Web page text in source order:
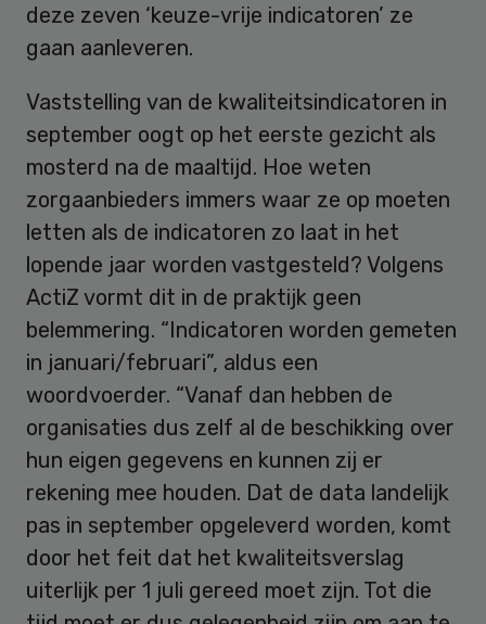
deze zeven ‘keuze-vrije indicatoren’ ze
gaan aanleveren.
Vaststelling van de kwaliteitsindicatoren in
september oogt op het eerste gezicht als
mosterd na de maaltijd. Hoe weten
zorgaanbieders immers waar ze op moeten
letten als de indicatoren zo laat in het
lopende jaar worden vastgesteld? Volgens
ActiZ vormt dit in de praktijk geen
belemmering. “Indicatoren worden gemeten
in januari/februari”, aldus een
woordvoerder. “Vanaf dan hebben de
organisaties dus zelf al de beschikking over
hun eigen gegevens en kunnen zij er
rekening mee houden. Dat de data landelijk
pas in september opgeleverd worden, komt
door het feit dat het kwaliteitsverslag
uiterlijk per 1 juli gereed moet zijn. Tot die